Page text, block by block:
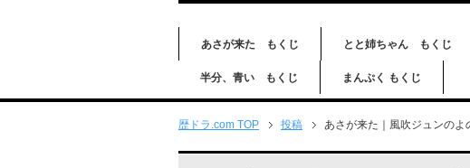
あさが来た もくじ とと姉ちゃん もくじ
半分、青い もくじ まんぷく もくじ
歴ドラ.com TOP 投稿 あさが来た｜風吹ジュンのよ